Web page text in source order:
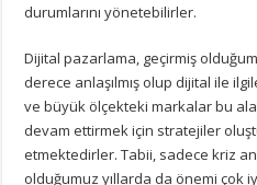
durumlarını yönetebilirler.
Dijital pazarlama, geçirmiş
derece anlaşılmış olup dijital ile
ve büyük ölçekteki markalar bu
devam ettirmek için stratejiler
etmektedirler. Tabii, sadece kriz
olduğumuz yıllarda da önemi çok